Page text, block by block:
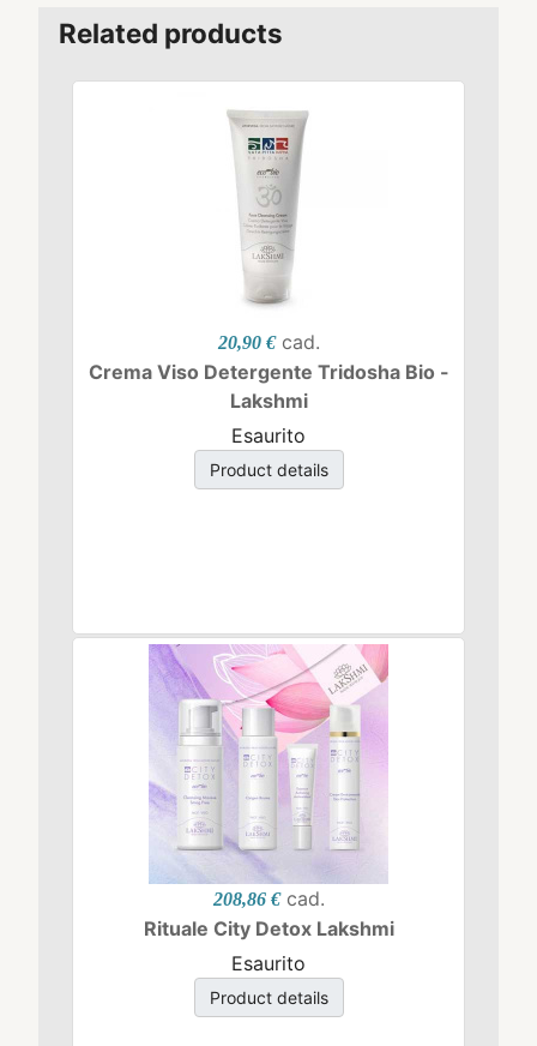
Related products
20,90 € cad.
Crema Viso Detergente Tridosha Bio -
Lakshmi
Esaurito
Product details
208,86 € cad.
Rituale City Detox Lakshmi
Esaurito
Product details